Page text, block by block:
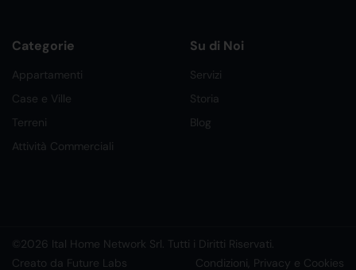
Categorie
Appartamenti
Case e Ville
Terreni
Attività Commerciali
Su di Noi
Servizi
Storia
Blog
©2026 Ital Home Network Srl. Tutti i Diritti Riservati.
Creato da Future Labs
Condizioni, Privacy e Cookies